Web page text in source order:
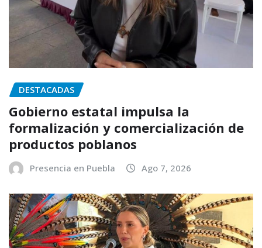
DESTACADAS
Gobierno estatal impulsa la
formalización y comercialización de
productos poblanos
Presencia en Puebla Ago 7, 2026